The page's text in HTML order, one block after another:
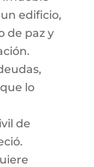
edificio,
de paz y
lo
de